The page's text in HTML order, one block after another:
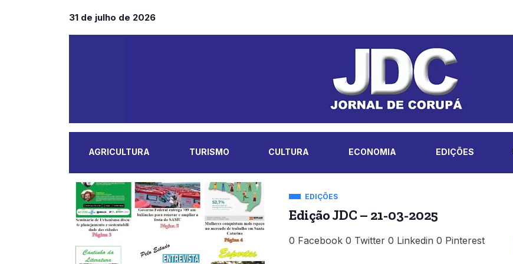
31 de julho de 2026
AGRICULTURA TURISMO CULTURA ECONOMIA EDIÇÕES
MAIS EDIÇÕES
Edição JDC – 21-03-2025
0 Facebook 0 Twitter 0 Linkedin 0 Pinterest